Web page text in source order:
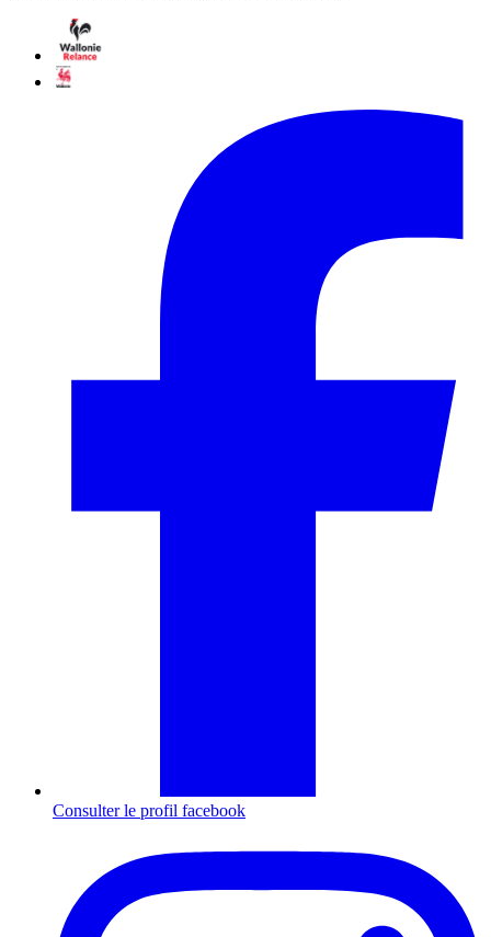
Consulter le profil facebook